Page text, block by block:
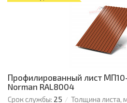
Профилированный лист
Norman RAL8004
Срок службы: 25 Толщина листа,